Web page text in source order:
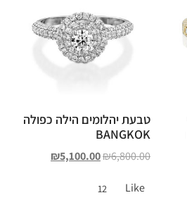
טבעת יהלומים הילה כפולה
BANGKOK
₪6,800.00
₪5,100.00
Like
12